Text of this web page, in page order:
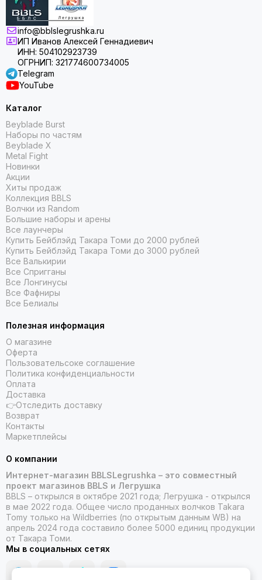
info@bblslegrushka.ru
ИП Иванов Алексей Геннадиевич
ИНН: 504102923739
ОГРНИП: 321774600734005
Telegram
YouTube
Каталог
Beyblade Burst
Наборы по частям
Beyblade X
Metal Fight
Новинки
Акции
Хиты продаж
Коллекция BBLS
Волчки из Random
Большие наборы и арены
Все лаунчеры
Купить Бейблэйд Такара Томи до 2000 рублей
Купить Бейблэйд Такара Томи до 3000 рублей
Все Валькирии
Все Спригганы
Все Лонгинусы
Все Фафниры
Все Белиалы
Полезная информация
О магазине
Оферта
Пользовательсоке соглашение
Политика конфиденциальности
Оплата
Доставка
👉Отследить доставку
Возврат
Контакты
Маркетплейсы
О компании
Интернет-магазин BBLSLegrushka – это совместный
проект магазинов BBLS и Легрушка
BBLS – открылся в октябре 2021 года; Легрушка - открылся
в мае 2022 года. Общее число проданных волчков Takara
Tomy только на Wildberries (по открытым данным WB) на
апрель 2024 года составило более 5000 единиц продукции
от Такара Томи.
Мы в социальных сетях